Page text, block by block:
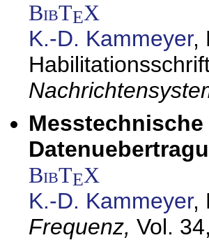
BibTEX
K.-D. Kammeyer,
BibTEX
K.-D. Kammeyer,
Frequenz, Vol.